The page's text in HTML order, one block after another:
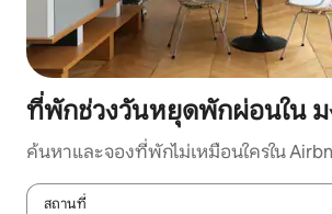
ที่พักช่วงวันหยุดพักผ่อนใน ม
ค้นหาและจองที่พักไม่เหมือนใครใน
สถานที่